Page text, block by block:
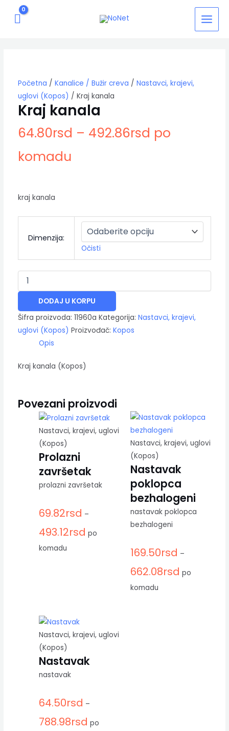
MAIN
MENU
Početna / Kanalice / Bužir creva / Nastavci, krajevi,
uglovi (Kopos) / Kraj kanala
Kraj kanala
64.80rsd – 492.86rsd po
komadu
kraj kanala
Dimenzija:
Očisti
DODAJ U KORPU
Šifra proizvoda: 11960a Kategorija: Nastavci, krajevi,
uglovi (Kopos) Proizvođač: Kopos
Opis
Kraj kanala (Kopos)
Povezani proizvodi
Nastavci, krajevi, uglovi
(Kopos)
Prolazni
završetak
prolazni završetak
69.82rsd –
493.12rsd po
komadu
Nastavci, krajevi, uglovi
(Kopos)
Nastavak
poklopca
bezhalogeni
nastavak poklopca
bezhalogeni
169.50rsd –
662.08rsd po
komadu
Nastavci, krajevi, uglovi
(Kopos)
Nastavak
nastavak
64.50rsd –
788.98rsd po